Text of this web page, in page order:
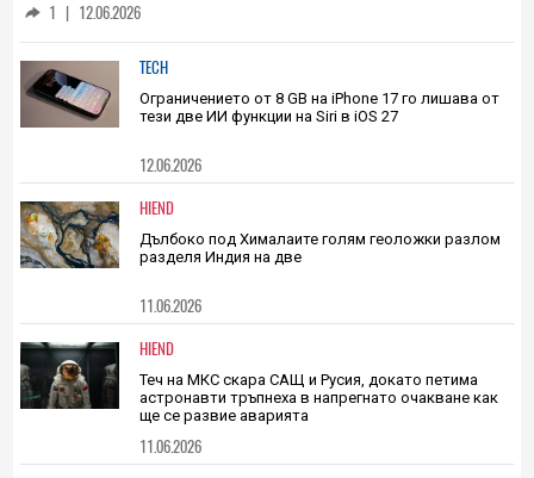
1 | 12.06.2026
TECH
Ограничението от 8 GB на iPhone 17 го лишава от
тези две ИИ функции на Siri в iOS 27
12.06.2026
HIEND
Дълбоко под Хималаите голям геоложки разлом
разделя Индия на две
11.06.2026
HIEND
Теч на МКС скара САЩ и Русия, докато петима
астронавти тръпнеха в напрегнато очакване как
ще се развие аварията
11.06.2026